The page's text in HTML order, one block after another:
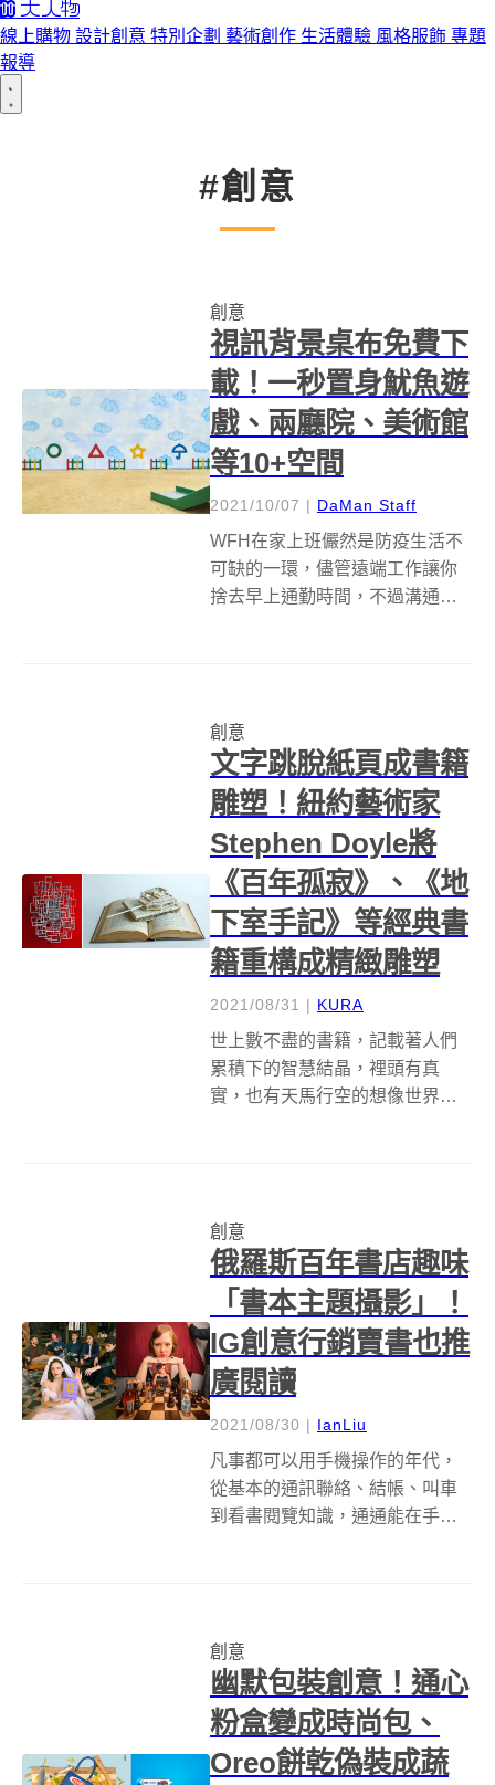
線上購物 設計創意 特別企劃 藝術創作 生活體驗 風格服飾 專題
報導
#創意
創意
視訊背景桌布免費下
載！一秒置身魷魚遊
戲、兩廳院、美術館
等10+空間
2021/10/07 | DaMan Staff
WFH在家上班儼然是防疫生活不
可缺的一環，儘管遠端工作讓你
捨去早上通勤時間，不過溝通成
視訊會議背景桌布（Virtual
Meet...
創意
文字跳脫紙頁成書籍
雕塑！紐約藝術家
Stephen Doyle將
《百年孤寂》、《地
下室手記》等經典書
籍重構成精緻雕塑
2021/08/31 | KURA
世上數不盡的書籍，記載著人們
累積下的智慧結晶，裡頭有真
實，也有天馬行空的想像世界，
剪貼、拼接，讓平面的文字躍出
書頁，建...
創意
俄羅斯百年書店趣味
「書本主題攝影」！
IG創意行銷賣書也推
廣閱讀
2021/08/30 | IanLiu
凡事都可以用手機操作的年代，
從基本的通訊聯絡、結帳、叫車
到看書閱覽知識，通通能在手機
Izdaniya（Подписны...
創意
幽默包裝創意！通心
粉盒變成時尚包、
Oreo餅乾偽裝成蔬